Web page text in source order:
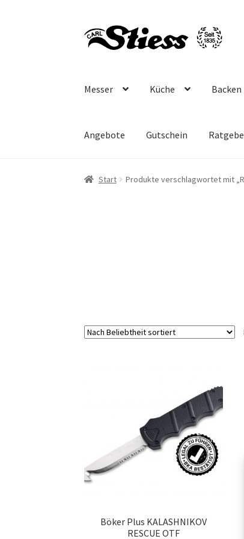
Zur
Navigation
Zum
Inhalt
Messer Küche Backen
Angebote Gutschein
Start Produkte verschlagwortet mit
Böker Plus KALASHNIKOV
RESCUE OTF